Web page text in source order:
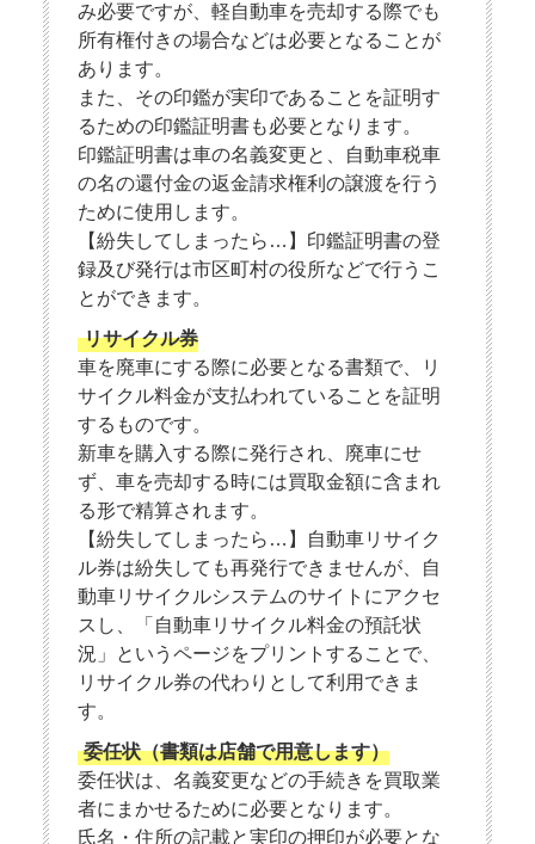
み必要ですが、軽自動車を売却する際でも
所有権付きの場合などは必要となることが
あります。
また、その印鑑が実印であることを証明す
るための印鑑証明書も必要となります。
印鑑証明書は車の名義変更と、自動車税車
の名の還付金の返金請求権利の譲渡を行う
ために使用します。
【紛失してしまったら…】印鑑証明書の登
録及び発行は市区町村の役所などで行うこ
とができます。
リサイクル券
車を廃車にする際に必要となる書類で、リ
サイクル料金が支払われていることを証明
するものです。
新車を購入する際に発行され、廃車にせ
ず、車を売却する時には買取金額に含まれ
る形で精算されます。
【紛失してしまったら…】自動車リサイク
ル券は紛失しても再発行できませんが、自
動車リサイクルシステムのサイトにアクセ
スし、「自動車リサイクル料金の預託状
況」というページをプリントすることで、
リサイクル券の代わりとして利用できま
す。
委任状（書類は店舗で用意します）
委任状は、名義変更などの手続きを買取業
者にまかせるために必要となります。
氏名・住所の記載と実印の押印が必要とな